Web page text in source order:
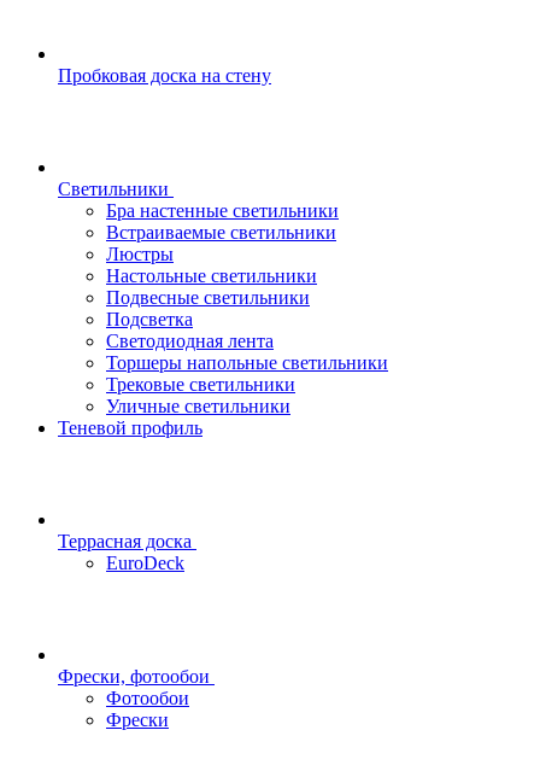
Пробковая доска на стену
Светильники
Бра настенные светильники
Встраиваемые светильники
Люстры
Настольные светильники
Подвесные светильники
Подсветка
Светодиодная лента
Торшеры напольные светильники
Трековые светильники
Уличные светильники
Теневой профиль
Террасная доска
EuroDeck
Фрески, фотообои
Фотообои
Фрески